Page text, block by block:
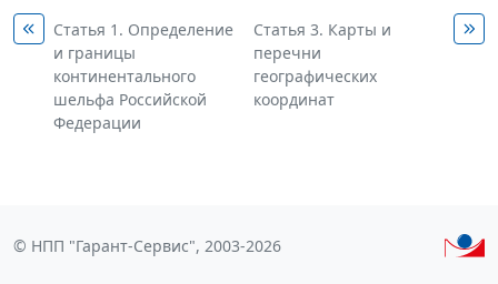
Статья 1. Определение
и границы
континентального
шельфа Российской
Федерации
Статья 3. Карты и
перечни
географических
координат
© НПП "Гарант-Сервис", 2003-2026